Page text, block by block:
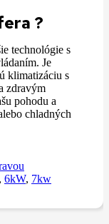
?
technológie s
Je
klimatizáciu s
zdravým
pohodu a
chladných
6kW, 7kw